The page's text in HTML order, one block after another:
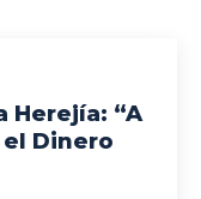
Herejía: “A
Dinero